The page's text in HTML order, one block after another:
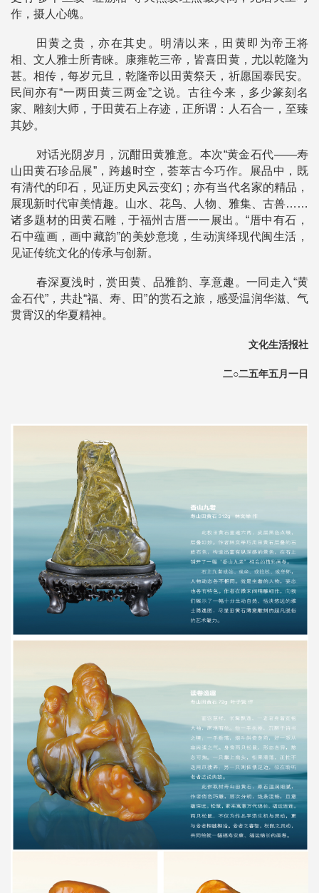
作，摄人心魄。
田黄之贵，亦在其史。明清以来，田黄即为帝王将
相、文人雅士所青睐。康雍乾三帝，皆喜田黄，尤以乾隆为
甚。相传，每岁元旦，乾隆帝以田黄祭天，祈愿国泰民安。
民间亦有“一两田黄三两金”之说。古往今来，多少篆刻名
家、雕刻大师，于田黄石上存迹，正所谓：人石合一，至臻
其妙。
对话光阴岁月，沉酣田黄雅意。本次“黄金石代——寿
山田黄石珍品展”，跨越时空，荟萃古今巧作。展品中，既
有清代的印石，见证历史风云变幻；亦有当代名家的精品，
展现新时代审美情趣。山水、花鸟、人物、雅集、古兽……
诸多题材的田黄石雕，于福州古厝一一展出。“厝中有石，
石中蕴画，画中藏韵”的美妙意境，生动演绎现代闽生活，
见证传统文化的传承与创新。
春深夏浅时，赏田黄、品雅韵、享意趣。一同走入“黄
金石代”，共赴“福、寿、田”的赏石之旅，感受温润华滋、气
贯霄汉的华夏精神。
文化生活报社
二○二五年五月一日